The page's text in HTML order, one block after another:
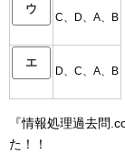
ウ
C、D、A、B
エ
D、C、A、B
『情報処理過去問
た！！